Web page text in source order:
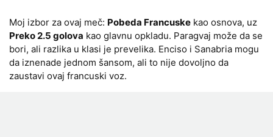
Moj izbor za ovaj meč: Pobeda Francuske kao osnova, uz
Preko 2.5 golova kao glavnu opkladu. Paragvaj može da se
bori, ali razlika u klasi je prevelika. Enciso i Sanabria mogu
da iznenade jednom šansom, ali to nije dovoljno da
zaustavi ovaj francuski voz.